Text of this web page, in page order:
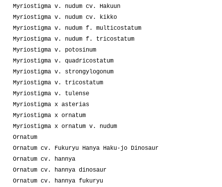
Myriostigma v. nudum cv. Hakuun
Myriostigma v. nudum cv. kikko
Myriostigma v. nudum f. multicostatum
Myriostigma v. nudum f. tricostatum
Myriostigma v. potosinum
Myriostigma v. quadricostatum
Myriostigma v. strongylogonum
Myriostigma v. tricostatum
Myriostigma v. tulense
Myriostigma x asterias
Myriostigma x ornatum
Myriostigma x ornatum v. nudum
Ornatum
Ornatum cv. Fukuryu Hanya Haku-jo Dinosaur
Ornatum cv. hannya
Ornatum cv. hannya dinosaur
Ornatum cv. hannya fukuryu